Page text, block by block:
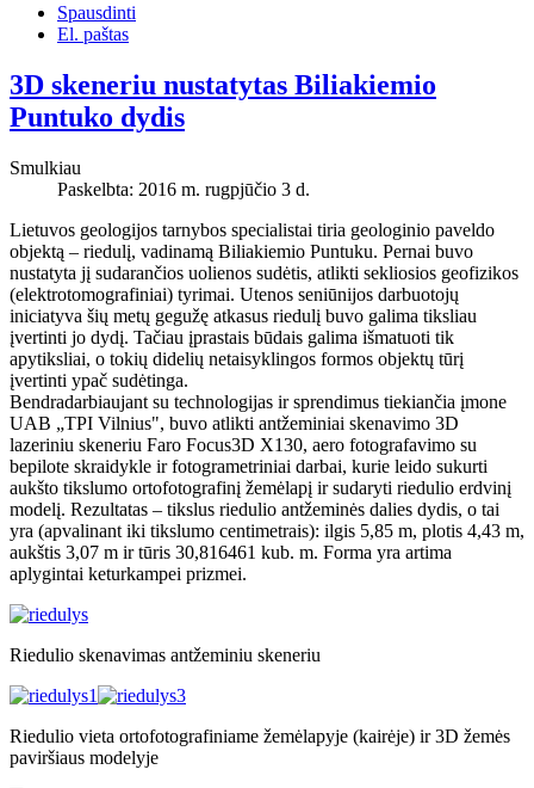
Spausdinti
El. paštas
3D skeneriu nustatytas Biliakiemio
Puntuko dydis
Smulkiau
Paskelbta: 2016 m. rugpjūčio 3 d.
Lietuvos geologijos tarnybos specialistai tiria geologinio paveldo
objektą – riedulį, vadinamą Biliakiemio Puntuku. Pernai buvo
nustatyta jį sudarančios uolienos sudėtis, atlikti sekliosios geofizikos
(elektrotomografiniai) tyrimai. Utenos seniūnijos darbuotojų
iniciatyva šių metų gegužę atkasus riedulį buvo galima tiksliau
įvertinti jo dydį. Tačiau įprastais būdais galima išmatuoti tik
apytiksliai, o tokių didelių netaisyklingos formos objektų tūrį
įvertinti ypač sudėtinga.
Bendradarbiaujant su technologijas ir sprendimus tiekiančia įmone
UAB „TPI Vilnius", buvo atlikti antžeminiai skenavimo 3D
lazeriniu skeneriu Faro Focus3D X130, aero fotografavimo su
bepilote skraidykle ir fotogrametriniai darbai, kurie leido sukurti
aukšto tikslumo ortofotografinį žemėlapį ir sudaryti riedulio erdvinį
modelį. Rezultatas – tikslus riedulio antžeminės dalies dydis, o tai
yra (apvalinant iki tikslumo centimetrais): ilgis 5,85 m, plotis 4,43 m,
aukštis 3,07 m ir tūris 30,816461 kub. m. Forma yra artima
aplygintai keturkampei prizmei.
Riedulio skenavimas antžeminiu skeneriu
Riedulio vieta ortofotografiniame žemėlapyje (kairėje) ir 3D žemės
paviršiaus modelyje